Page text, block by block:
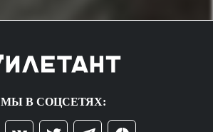
МЫ В СОЦСЕТЯХ: